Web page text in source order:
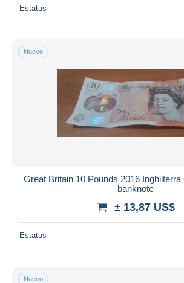
Estatus
Nuevo
Great Britain 10 Pounds 2016
banknote
± 13,87 US$
Estatus
Nuevo